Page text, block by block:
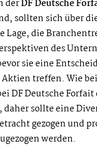
derDF Deutsche
sollten sich über
die
des
sie eine
treffen. Wie
DF Deutsche Forfait
daher sollte eine
gezogen und
werden.